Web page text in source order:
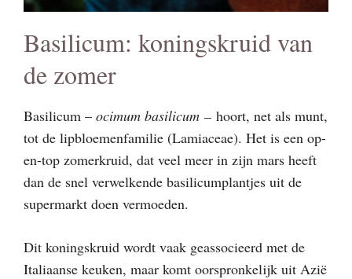
Basilicum: koningskruid van
de zomer
Basilicum – ocimum basilicum – hoort, net als munt,
tot de lipbloemenfamilie (Lamiaceae). Het is een op-
en-top zomerkruid, dat veel meer in zijn mars heeft
dan de snel verwelkende basilicumplantjes uit de
supermarkt doen vermoeden.
Dit koningskruid wordt vaak geassocieerd met de
Italiaanse keuken, maar komt oorspronkelijk uit Azië